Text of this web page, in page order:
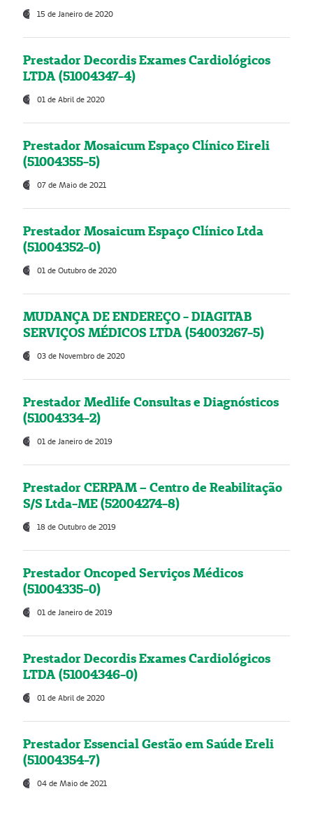
15 de Janeiro de 2020
Prestador Decordis Exames Cardiológicos
LTDA (51004347-4)
01 de Abril de 2020
Prestador Mosaicum Espaço Clínico Eireli
(51004355-5)
07 de Maio de 2021
Prestador Mosaicum Espaço Clínico Ltda
(51004352-0)
01 de Outubro de 2020
MUDANÇA DE ENDEREÇO - DIAGITAB
SERVIÇOS MÉDICOS LTDA (54003267-5)
03 de Novembro de 2020
Prestador Medlife Consultas e Diagnósticos
(51004334-2)
01 de Janeiro de 2019
Prestador CERPAM – Centro de Reabilitação
S/S Ltda-ME (52004274-8)
18 de Outubro de 2019
Prestador Oncoped Serviços Médicos
(51004335-0)
01 de Janeiro de 2019
Prestador Decordis Exames Cardiológicos
LTDA (51004346-0)
01 de Abril de 2020
Prestador Essencial Gestão em Saúde Ereli
(51004354-7)
04 de Maio de 2021